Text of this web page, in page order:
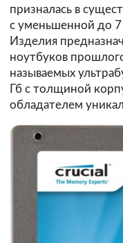
призналась в
с уменьшенной до
Изделия
ноутбуков
называемых
Гб с толщиной
обладателем